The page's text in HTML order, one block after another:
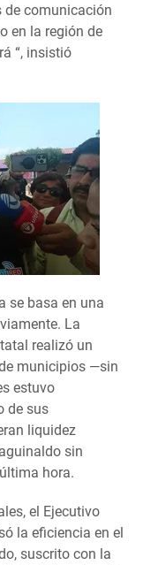
de comunicación
en la región de
“, insistió
se basa en una
La
realizó un
municipios —sin
estuvo
de sus
liquidez
sin
hora.
el Ejecutivo
la eficiencia en el
suscrito con la